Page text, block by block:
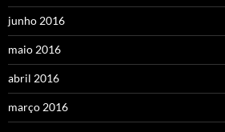
junho 2016
maio 2016
abril 2016
março 2016